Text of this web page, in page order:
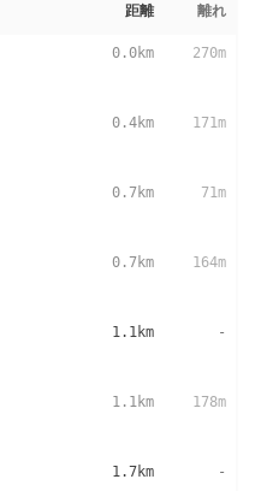
距離 離れ
0.0km 270m
0.4km 171m
0.7km 71m
0.7km 164m
1.1km -
1.1km 178m
1.7km -